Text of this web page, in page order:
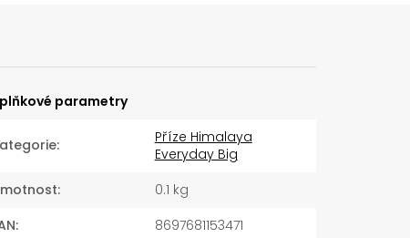
parametry
:
Příze Himalaya
Everyday Big
:
0.1 kg
:
8697681153471